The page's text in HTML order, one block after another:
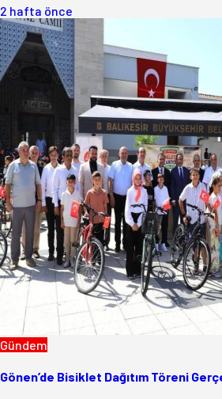
2 hafta önce
Gündem
Gönen’de Bisiklet Dağıtım Töreni